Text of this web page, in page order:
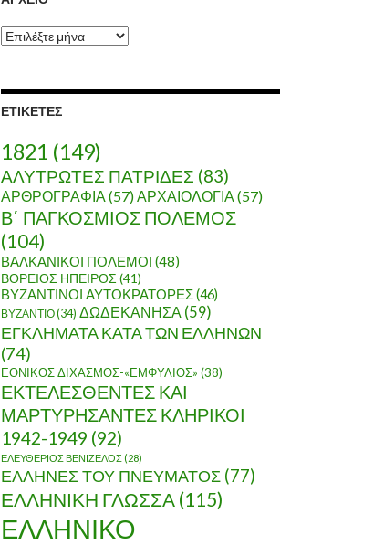
Α
ρ
ο
ΕΤΙΚΈΤΕΣ
1821 (149)
ΑΛΥΤΡΩΤΕΣ ΠΑΤΡΙΔΕΣ (83)
ΑΡΘΡΟΓΡΑΦΙΑ(57)ΑΡΧΑΙΟΛΟΓΙΑ(57)
Β΄ ΠΑΓΚΟΣΜΙΟΣ ΠΟΛΕΜΟΣ
(104)
ΒΑΛΚΑΝΙΚΟΙ ΠΟΛΕΜΟΙ (48)
ΒΟΡΕΙΟΣ ΗΠΕΙΡΟΣ (41)
ΒΥΖΑΝΤΙΝΟΙ ΑΥΤΟΚΡΑΤΟΡΕΣ(46)
ΒΥΖΑΝΤΙΟ(34) ΔΩΔΕΚΑΝΗΣΑ (59)
ΕΓΚΛΗΜΑΤΑ ΚΑΤΑ ΤΩΝ ΕΛΛΗΝΩΝ
(74)
ΕΘΝΙΚΟΣ ΔΙΧΑΣΜΟΣ-«ΕΜΦΥΛΙΟΣ» (38)
ΕΚΤΕΛΕΣΘΕΝΤΕΣ ΚΑΙ
ΜΑΡΤΥΡΗΣΑΝΤΕΣ ΚΛΗΡΙΚΟΙ
1942-1949 (92)
ΕΛΕΥΘΕΡΙΟΣ ΒΕΝΙΖΕΛΟΣ (28)
ΕΛΛΗΝΕΣ ΤΟΥ ΠΝΕΥΜΑΤΟΣ (77)
ΕΛΛΗΝΙΚΗ ΓΛΩΣΣΑ (115)
ΕΛΛΗΝΙΚΟ